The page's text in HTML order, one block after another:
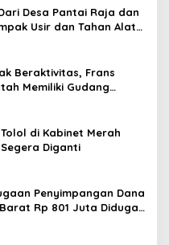
Desa Pantai Raja dan
Usir dan Tahan Alat
Cs.
Beraktivitas, Frans
Memiliki Gudang
di Kabinet Merah
Diganti
Penyimpangan Dana
Rp 801 Juta Diduga